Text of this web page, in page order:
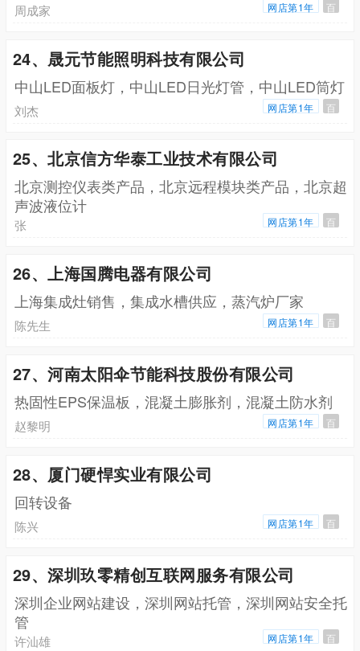
周成家 网店第1年 百
24、晟元节能照明科技有限公司
中山LED面板灯，中山LED日光灯管，中山LED筒灯
刘杰 网店第1年 百
25、北京信方华泰工业技术有限公司
北京测控仪表类产品，北京远程模块类产品，北京超
声波液位计
张 网店第1年 百
26、上海国腾电器有限公司
上海集成灶销售，集成水槽供应，蒸汽炉厂家
陈先生 网店第1年 百
27、河南太阳伞节能科技股份有限公司
热固性EPS保温板，混凝土膨胀剂，混凝土防水剂
赵黎明 网店第1年 百
28、厦门硬悍实业有限公司
回转设备
陈兴 网店第1年 百
29、深圳玖零精创互联网服务有限公司
深圳企业网站建设，深圳网站托管，深圳网站安全托
管
许汕雄 网店第1年 百